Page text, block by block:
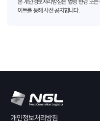
본 개인정보처리방침은 법령 변경 또
이트를 통해 사전 공지합니다.
개인정보처리방침